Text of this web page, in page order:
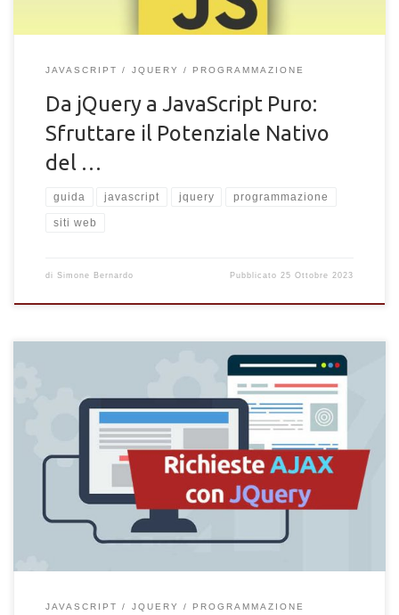
JAVASCRIPT JQUERY PROGRAMMAZIONE
Da jQuery a JavaScript Puro:
Sfruttare il Potenziale Nativo
del …
guida javascript jquery programmazione
siti web
di Simone Bernardo Pubblicato25 Ottobre 2023
Come utilizzare AJAX con JQuery. Come inviare e ricevere dati
tra due pagine di un sito con AJAX e codice JQuery.
JAVASCRIPT JQUERY PROGRAMMAZIONE